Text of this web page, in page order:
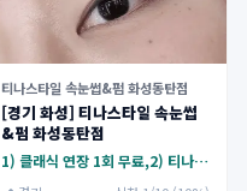
티나스타일 속눈썹&펌 화성동탄점
[경기 화성] 티나스타일 속눈썹
&펌 화성동탄점
1) 클래식 연장 1회 무료,2) 티나래쉬리프트